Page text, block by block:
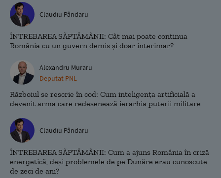
Claudiu Pândaru
ÎNTREBAREA SĂPTĂMÂNII: Cât mai poate continua
România cu un guvern demis și doar interimar?
Alexandru Muraru
Deputat PNL
Războiul se rescrie în cod: Cum inteligența artificială a
devenit arma care redesenează ierarhia puterii militare
Claudiu Pândaru
ÎNTREBAREA SĂPTĂMÂNII: Cum a ajuns România în criză
energetică, deși problemele de pe Dunăre erau cunoscute
de zeci de ani?